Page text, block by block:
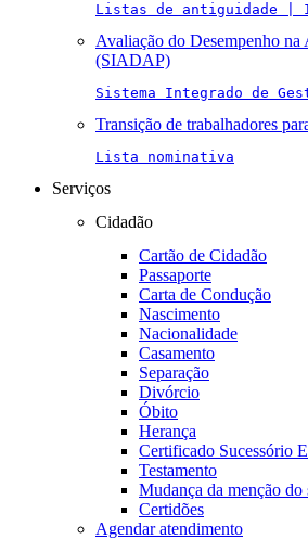
Listas de antiguidade |
Avaliação do Desempenho na
(SIADAP)
Sistema Integrado de
Transição de trabalhadores
Lista nominativa
Serviços
Cidadão
Cartão de Cidadão
Passaporte
Carta de Condução
Nascimento
Nacionalidade
Casamento
Separação
Divórcio
Óbito
Herança
Certificado Sucessório
Testamento
Mudança da menção do
Certidões
Agendar atendimento